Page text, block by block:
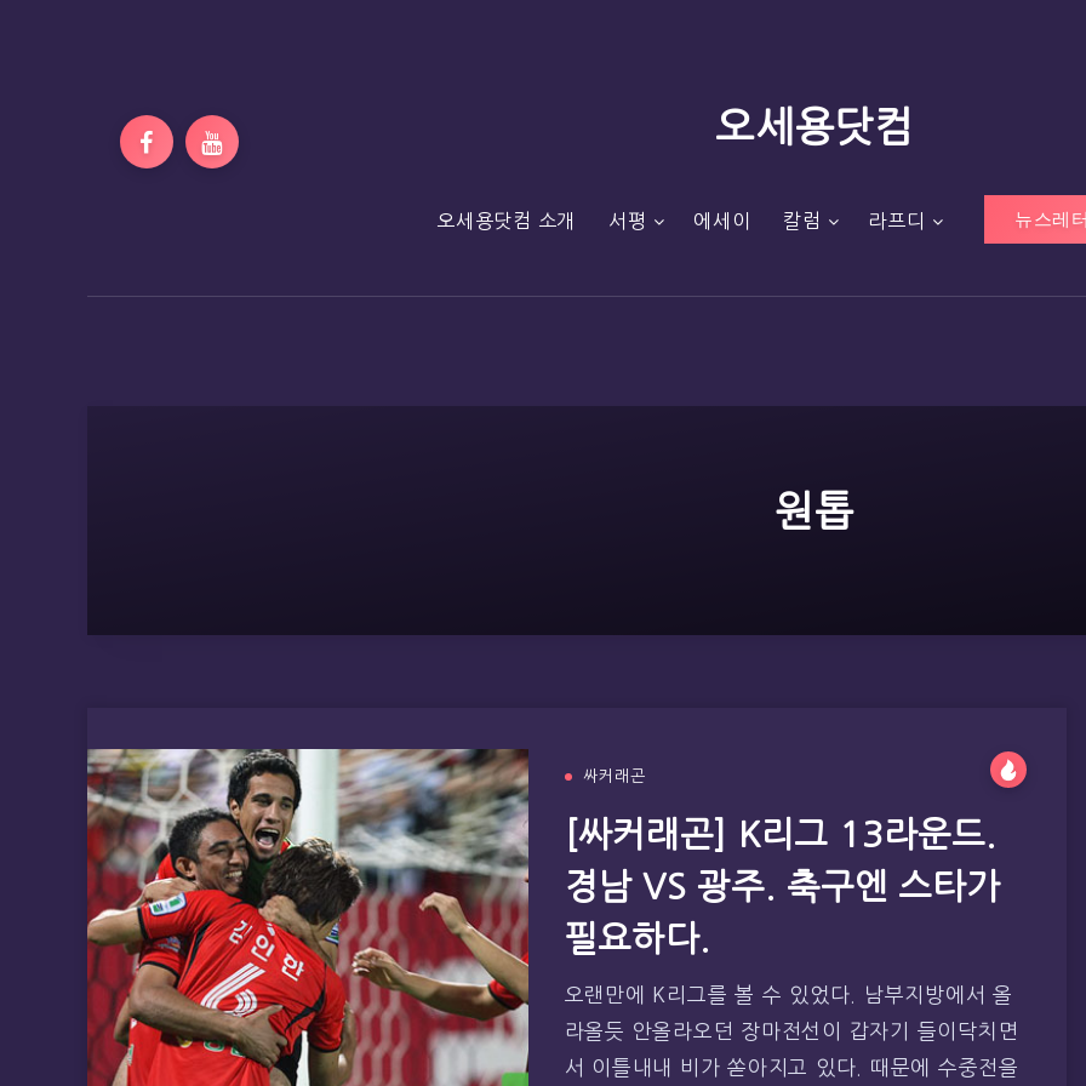
오세용닷컴
오세용닷컴 소개 서평 에세이 칼럼 라프디 뉴스레
원톱
싸커래곤
[싸커래곤] K리그 13라운드.
경남 VS 광주. 축구엔 스타가
필요하다.
오랜만에 K리그를 볼 수 있었다. 남부지방에서 올
라올듯 안올라오던 장마전선이 갑자기 들이닥치면
서 이틀내내 비가 쏟아지고 있다. 때문에 수중전을